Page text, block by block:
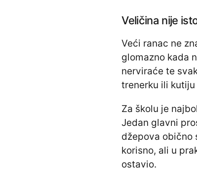
Veličina nije
Veći ranac ne
glomazno kada
nerviraće te
trenerku ili kutiju
Za školu je
Jedan glavni
džepova obično
korisno, ali u
ostavio.